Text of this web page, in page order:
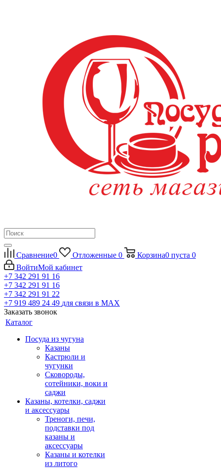
Сравнение0 Отложенные 0 Корзина0 пуста 0
ВойтиМой кабинет
+7 342 291 91 16
+7 342 291 91 16
+7 342 291 91 22
+7 919 489 24 49 для связи в МАХ
Заказать звонок
Каталог
Посуда из чугуна
Казаны
Кастрюли и
чугунки
Сковороды,
сотейники, воки и
саджи
Казаны, котелки, саджи
и аксессуары
Треноги, печи,
подставки под
казаны и
аксессуары
Казаны и котелки
из литого